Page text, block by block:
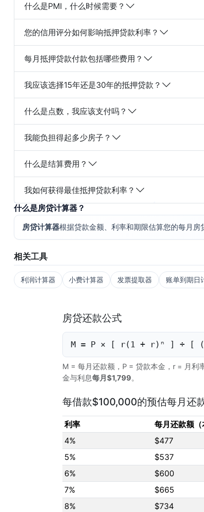
什么是PMI，什么时候需要？
您的信用评分如何影响抵押贷款利率？
每月抵押贷款付款包括哪些费用？
我应该选择15年还是30年的抵押贷款？
什么是点数，我应该支付吗？
我能负担得起多少房子？
什么是结算费用？
我如何获得最佳抵押贷款利率？
什么是房贷计算器？
房贷计算器根据贷款金额、利率和期限估算您的每月房
相关工具
利润计算器 小费计算器 发票提取器 账单到期日
房贷还款公式
M = P × [ r(1 + r)ⁿ ] ÷ [
M = 每月还款额，P = 贷款本金，r = 月
金与利息每月$1,799。
每借款$100,000的预估每月还
利率
每月还款额（
4%
$477
5%
$537
6%
$600
7%
$665
8%
$734